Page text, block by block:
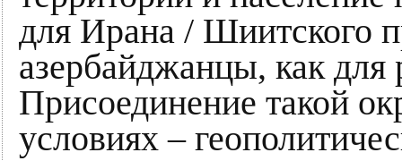
для Ирана / Шиитского
азербайджанцы, как для
Присоединение такой
условиях –